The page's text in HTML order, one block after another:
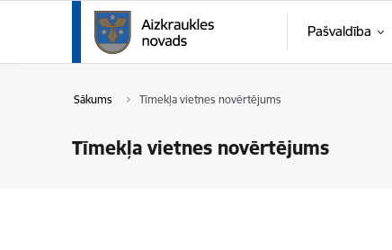
Pašvaldība
Sākums Tīmekļa vietnes novērtējums
Tīmekļa vietnes novērtējums